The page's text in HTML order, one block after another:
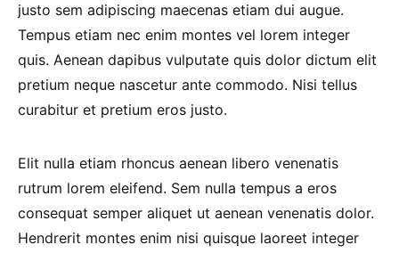
justo sem adipiscing maecenas etiam dui augue.
Tempus etiam nec enim montes vel lorem integer
quis. Aenean dapibus vulputate quis dolor dictum elit
pretium neque nascetur ante commodo. Nisi tellus
curabitur et pretium eros justo.
Elit nulla etiam rhoncus aenean libero venenatis
rutrum lorem eleifend. Sem nulla tempus a eros
consequat semper aliquet ut aenean venenatis dolor.
Hendrerit montes enim nisi quisque laoreet integer